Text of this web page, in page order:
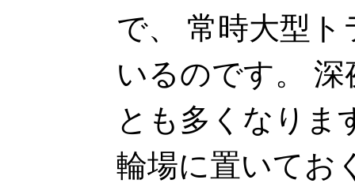
で、 常時大型
いるのです。
とも多くなりま
輪場に置いてお